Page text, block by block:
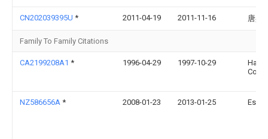
CN202039395U * 2011-04-19 2011-11-16 唐兵
Family To Family Citations
CA2199208A1 * 1996-04-29 1997-10-29
NZ586656A * 2008-01-23 2013-01-25 Esco